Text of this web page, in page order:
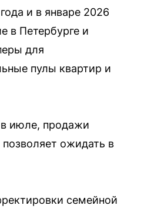
и в январе 2026
в Петербурге и
для
пулы квартир и
в июле, продажи
ожидать в
семейной